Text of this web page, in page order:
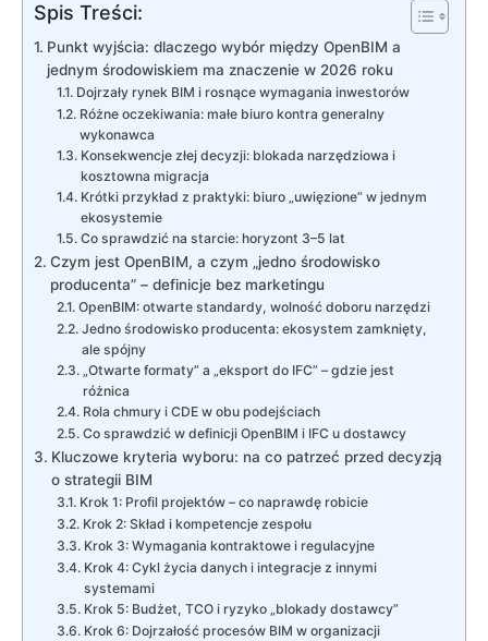
Spis Treści:
Punkt wyjścia: dlaczego wybór między OpenBIM a
jednym środowiskiem ma znaczenie w 2026 roku
Dojrzały rynek BIM i rosnące wymagania inwestorów
Różne oczekiwania: małe biuro kontra generalny
wykonawca
Konsekwencje złej decyzji: blokada narzędziowa i
kosztowna migracja
Krótki przykład z praktyki: biuro „uwięzione” w jednym
ekosystemie
Co sprawdzić na starcie: horyzont 3–5 lat
Czym jest OpenBIM, a czym „jedno środowisko
producenta” – definicje bez marketingu
OpenBIM: otwarte standardy, wolność doboru narzędzi
Jedno środowisko producenta: ekosystem zamknięty,
ale spójny
„Otwarte formaty” a „eksport do IFC” – gdzie jest
różnica
Rola chmury i CDE w obu podejściach
Co sprawdzić w definicji OpenBIM i IFC u dostawcy
Kluczowe kryteria wyboru: na co patrzeć przed decyzją
o strategii BIM
Krok 1: Profil projektów – co naprawdę robicie
Krok 2: Skład i kompetencje zespołu
Krok 3: Wymagania kontraktowe i regulacyjne
Krok 4: Cykl życia danych i integracje z innymi
systemami
Krok 5: Budżet, TCO i ryzyko „blokady dostawcy”
Krok 6: Dojrzałość procesów BIM w organizacji